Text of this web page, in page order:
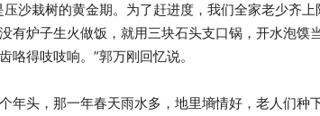
压沙栽树的黄金期。为了赶进度，我们全家老少齐
有炉子生火做饭，就用三块石头支口锅，开水泡馍
咯得吱吱响。”郭万刚回忆说。
年头，那一年春天雨水多，地里墒情好，老人们种